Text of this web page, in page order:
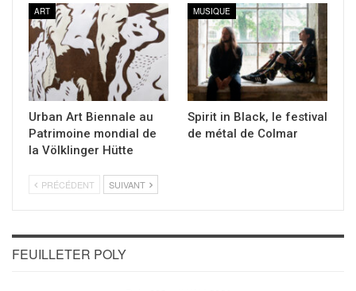
ART
Urban Art Biennale au
Patrimoine mondial de
la Völklinger Hütte
MUSIQUE
Spirit in Black, le festival
de métal de Colmar
PRÉCÉDENT SUIVANT
FEUILLETER POLY